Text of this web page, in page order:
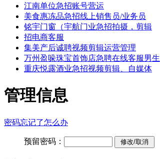
江南单位急招账号营运
美食惠冻品急招线上销售员/业务员
铭宇门窗（宇航门业急招拍摄，剪辑
招电商客服
集美产后诚聘视频剪辑运营管理
万州盈哚珠宝首饰店急聘在线客服男生
重庆悦露酒业急招视频剪辑、自媒体
管理信息
密码忘记了怎么办
预留密码：